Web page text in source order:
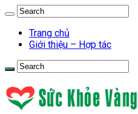
Trang chủ
Giới thiệu – Hợp tác